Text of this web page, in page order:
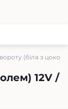
(біла з
12V /